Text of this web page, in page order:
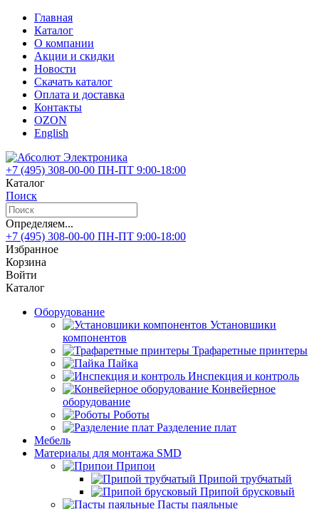
Главная
Каталог
О компании
Акции и скидки
Новости
Скачать каталог
Оплата и доставка
Контакты
OZON
English
+7 (495) 308-00-00 ПН-ПТ 9:00-18:00
Каталог
Поиск
Определяем...
+7 (495) 308-00-00 ПН-ПТ 9:00-18:00
Избранное
Корзина
Войти
Каталог
Оборудование
Установшики
компонентов
Трафаретные принтеры
Пайка
Инспекция и контроль
Конвейерное
оборудование
Роботы
Разделение плат
Мебель
Материалы для монтажа SMD
Припои
Припой трубчатый
Припой брусковый
Пасты паяльные